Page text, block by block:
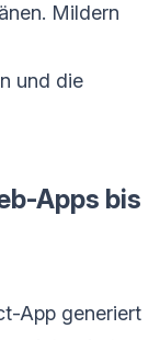
Mildern
und die
Apps bis
App generiert